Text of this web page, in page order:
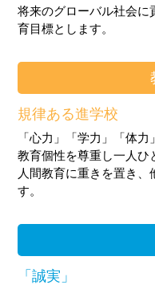
将来のグローバル社会に
育目標とします。
規律ある進学校
「心力」「学力」「体
教育個性を尊重し一人ひ
人間教育に重きを置き、
す。
「誠実」